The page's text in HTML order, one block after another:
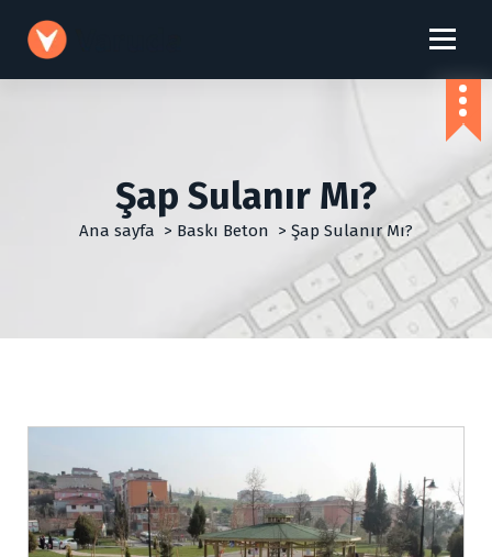
r
Şap Sulanır Mı?
Ana sayfa > Baskı Beton > Şap Sulanır Mı?